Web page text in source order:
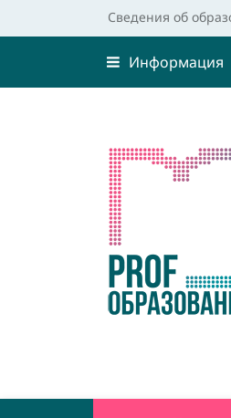
Сведения об
Информация